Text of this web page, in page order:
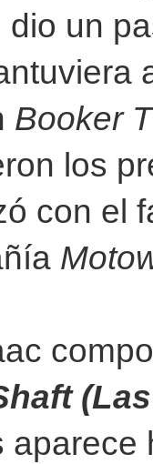
un
Booker
los
con el
aparece